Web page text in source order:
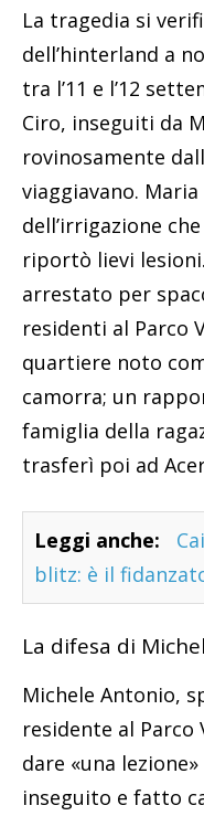
La tragedia si
dell’hinterland a
tra l’11 e l’12
Ciro, inseguiti da
rovinosamente
viaggiavano.
dell’irrigazione
riportò lievi
arrestato per
residenti al Parco
quartiere noto
camorra; un
famiglia della
trasferì poi ad
Leggi anche:
blitz: è il
La difesa di
Michele Antonio,
residente al Parco
dare «una
inseguito e fatto